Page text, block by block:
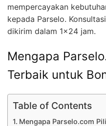
mempercayakan
kepada Parselo.
dikirim dalam 1×24 jam.
Mengapa
Terbaik untuk
Table of Contents
Mengapa Parselo.com